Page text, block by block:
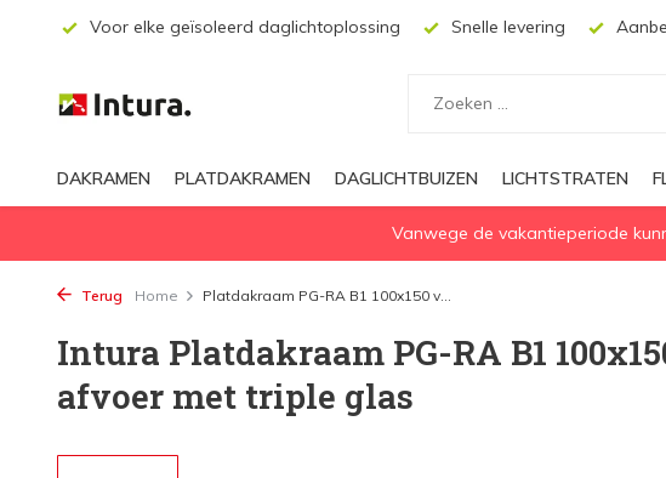
Voor elke geïsoleerd daglichtoplossing Snelle levering
DAKRAMEN PLATDAKRAMEN DAGLICHTBUIZEN LICHTSTRATEN
Vanwege de vakantieperiode
Terug Home Platdakraam PG-RA B1 100x150 v...
Intura Platdakraam PG-RA B1
afvoer met triple glas